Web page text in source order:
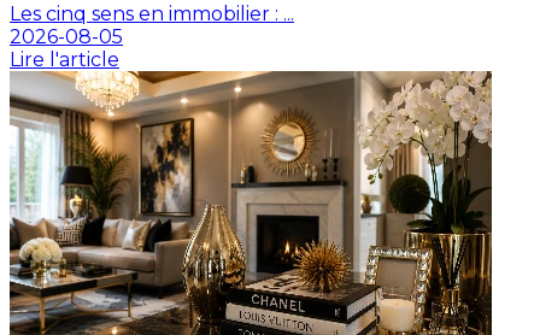
Les cinq sens en immobilier : ...
2026-08-05
Lire l'article